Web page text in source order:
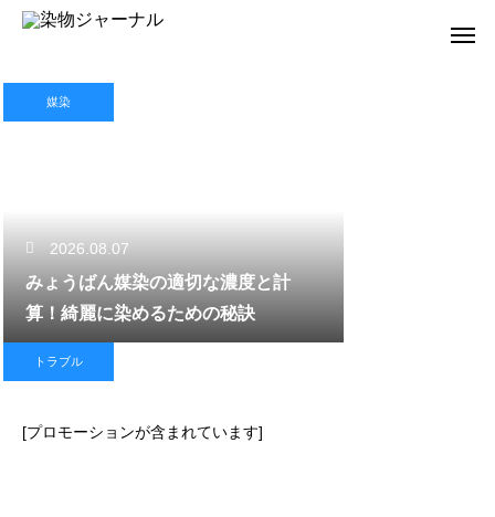
媒染
2026.08.07
みょうばん媒染の適切な濃度と計
算！綺麗に染めるための秘訣
トラブル
[プロモーションが含まれています]